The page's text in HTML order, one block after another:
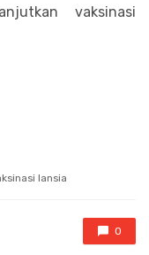
vaksinasi
lansia
0